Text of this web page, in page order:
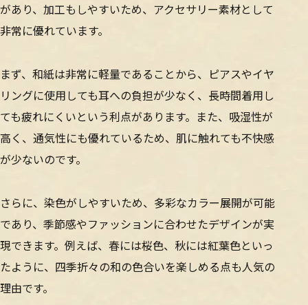
があり、加工もしやすいため、アクセサリー素材として
非常に優れています。
まず、和紙は非常に軽量であることから、ピアスやイヤ
リングに使用しても耳への負担が少なく、長時間着用し
ても疲れにくいという利点があります。また、吸湿性が
高く、通気性にも優れているため、肌に触れても不快感
が少ないのです。
さらに、染色がしやすいため、多彩なカラー展開が可能
であり、季節感やファッションに合わせたデザインが実
現できます。例えば、春には桜色、秋には紅葉色といっ
たように、四季折々の和の色合いを楽しめる点も人気の
理由です。